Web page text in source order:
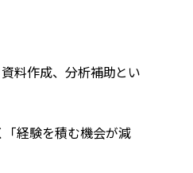
料作成、分析補助とい
経験を積む機会が減